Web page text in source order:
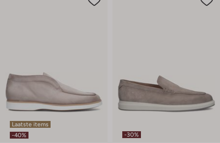
Laatste items
-40%
-30%